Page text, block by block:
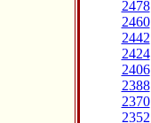
2478
2460
2442
2424
2406
2388
2370
2352